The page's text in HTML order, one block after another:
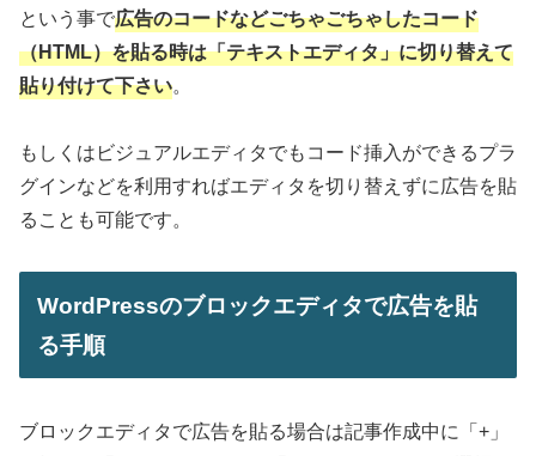
という事で広告のコードなどごちゃごちゃしたコード
（HTML）を貼る時は「テキストエディタ」に切り替えて
貼り付けて下さい。
もしくはビジュアルエディタでもコード挿入ができるプラ
グインなどを利用すればエディタを切り替えずに広告を貼
ることも可能です。
WordPressのブロックエディタで広告を貼
る手順
ブロックエディタで広告を貼る場合は記事作成中に「+」